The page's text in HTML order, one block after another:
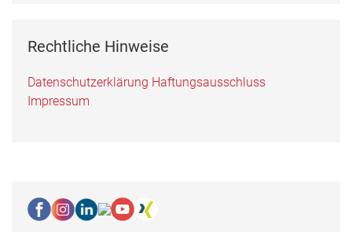
Rechtliche Hinweise
Datenschutzerklärung Haftungsausschluss
Impressum